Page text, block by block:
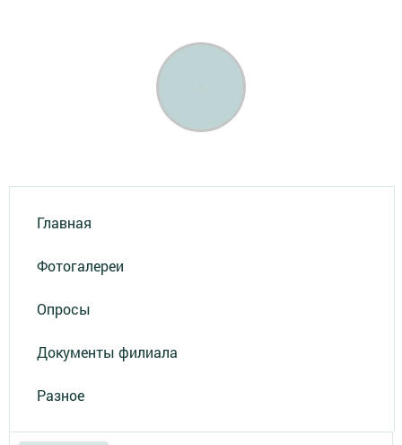
Главная
Фотогалереи
Опросы
Документы филиала
Разное